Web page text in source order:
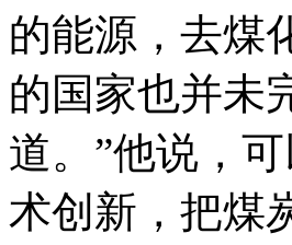
的能源，去煤
的国家也并未
道。”他说，
术创新，把煤